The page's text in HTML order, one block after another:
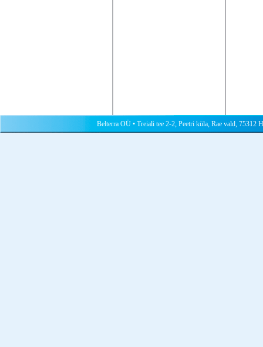
Belterra OÜ • Treiali tee 2-2, Peetri küla, Rae vald, 75312